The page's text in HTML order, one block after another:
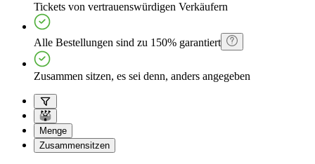
Tickets von vertrauenswürdigen Verkäufern
Alle Bestellungen sind zu 150% garantiert
Zusammen sitzen, es sei denn, anders angegeben
Menge
Zusammensitzen